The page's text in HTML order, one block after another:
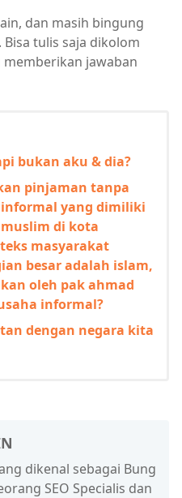
dan masih bingung
tulis saja dikolom
jawaban
bukan aku & dia?
pinjaman tanpa
yang dimiliki
di kota
masyarakat
besar adalah islam,
oleh pak ahmad
informal?
dengan negara kita
dikenal sebagai Bung
SEO Specialis dan